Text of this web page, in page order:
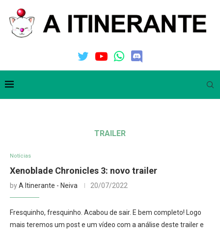
TRAILER
Notícias
Xenoblade Chronicles 3: novo trailer
byA Itinerante - Neiva 20/07/2022
Fresquinho, fresquinho. Acabou de sair. E bem completo! Logo
mais teremos um post e um vídeo com a análise deste trailer e